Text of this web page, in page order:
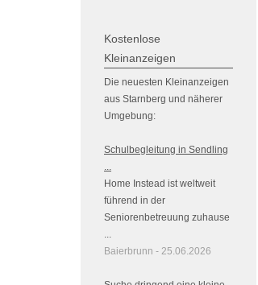
Kostenlose
Kleinanzeigen
Die neuesten Kleinanzeigen
aus Starnberg und näherer
Umgebung:
Schulbegleitung in Sendling
Home Instead ist weltweit
führend in der
Seniorenbetreuung zuhause
Baierbrunn - 25.06.2026